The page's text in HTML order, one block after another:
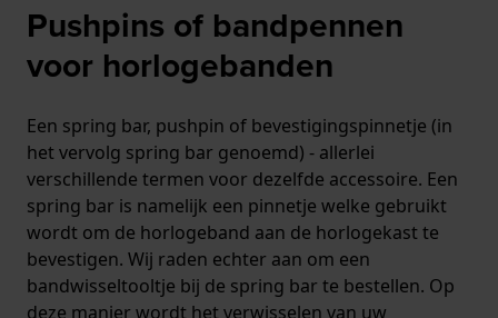
Pushpins of bandpennen
voor horlogebanden
Een spring bar, pushpin of bevestigingspinnetje (in
het vervolg spring bar genoemd) - allerlei
verschillende termen voor dezelfde accessoire. Een
spring bar is namelijk een pinnetje welke gebruikt
wordt om de horlogeband aan de horlogekast te
bevestigen. Wij raden echter aan om een
bandwisseltooltje bij de spring bar te bestellen. Op
deze manier wordt het verwisselen van uw